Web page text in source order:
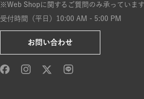
※Web Shopに関するご質問のみ承っていま
受付時間（平日）10:00 AM - 5:00 PM
お問い合わせ